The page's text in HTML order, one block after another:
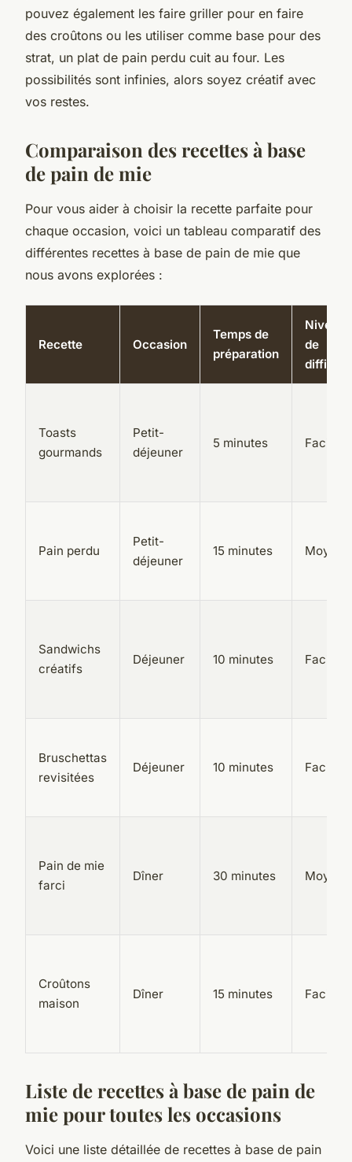
pouvez également les faire griller pour en faire
des croûtons ou les utiliser comme base pour des
strat, un plat de pain perdu cuit au four. Les
possibilités sont infinies, alors soyez créatif avec
vos restes.
Comparaison des recettes à base
de pain de mie
Pour vous aider à choisir la recette parfaite pour
chaque occasion, voici un tableau comparatif des
différentes recettes à base de pain de mie que
nous avons explorées :
Recette Occasion
Temps de
préparation
Niveau
de
Toasts
gourmands
Petit-
déjeuner
5 minutes Facile
Pain perdu
Petit-
déjeuner
15 minutes Moyen
Sandwichs
créatifs
Déjeuner 10 minutes Facile
Bruschettas
revisitées
Déjeuner 10 minutes Facile
Pain de mie
farci
Dîner 30 minutes Moyen
Croûtons
maison
Dîner 15 minutes Facile
Liste de recettes à base de pain de
mie pour toutes les occasions
Voici une liste détaillée de recettes à base de pain